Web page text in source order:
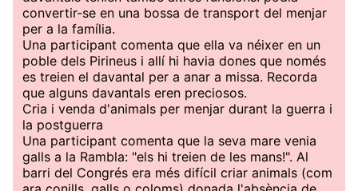
convertir-se en una bossa de transport del menjar
per a la família.
Una participant comenta que ella va néixer en un
poble dels Pirineus i allí hi havia dones que només
es treien el davantal per a anar a missa. Recorda
que alguns davantals eren preciosos.
Cria i venda d'animals per menjar durant la guerra i
la postguerra
Una participant comenta que la seva mare venia
galls a la Rambla: "els hi treien de les mans!". Al
barri del Congrés era més difícil criar animals (com